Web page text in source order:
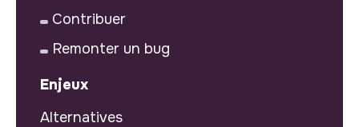
Contribuer
Remonter un bug
Enjeux
Alternatives